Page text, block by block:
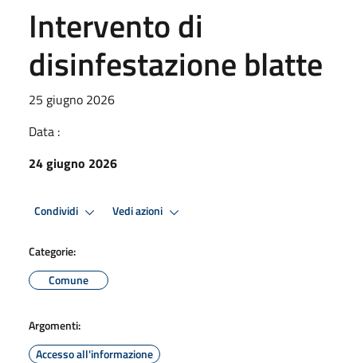
Intervento di
disinfestazione blatte
25 giugno 2026
Data :
24 giugno 2026
Condividi Vedi azioni
Categorie:
Comune
Argomenti:
Accesso all'informazione